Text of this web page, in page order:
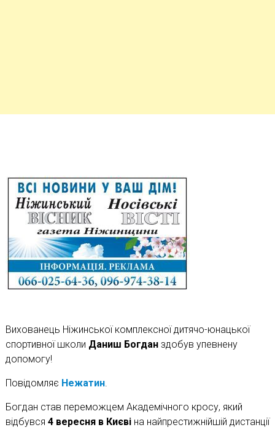
Вихованець Ніжинської комплексної дитячо-юнацької
спортивної школи Даниш Богданздобув упевнену
допомогу!
Повідомляє Нежатин.
Богдан став переможцем Академічного кросу, який
відбувся 4 вересня в Києвіна найпрестижнійшій дистанції